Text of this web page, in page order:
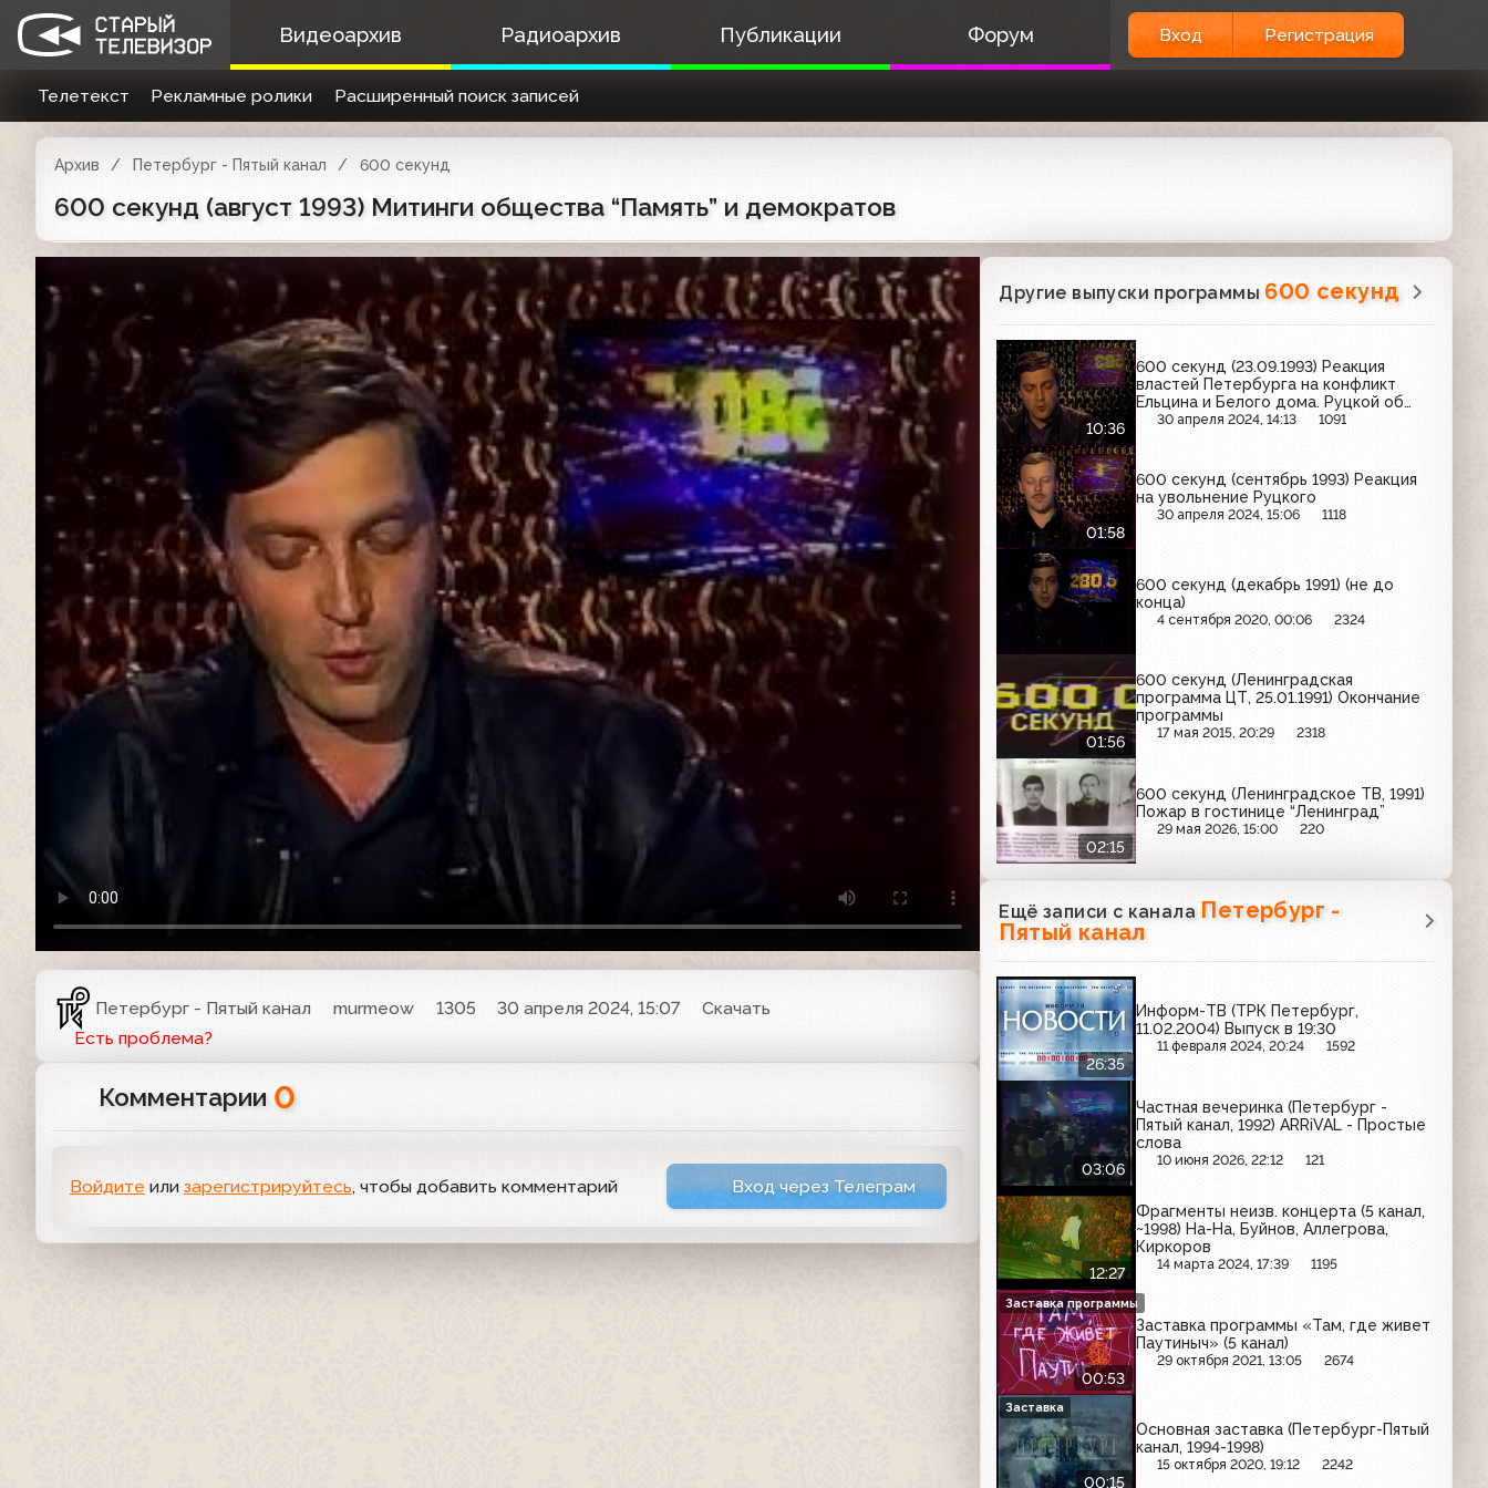
Видеоархив Радиоархив Публикации Форум Вход Регистрация
Телетекст Рекламные ролики Расширенный поиск записей
Архив Петербург - Пятый канал 600 секунд
600 секунд (август 1993) Митинги общества “Память” и демократов
Петербург - Пятый канал murmeow 1305 30 апреля 2024, 15:07
Скачать
Есть проблема?
Комментарии 0
Войдите или зарегистрируйтесь, чтобы добавить комментарий Вход через Телеграм
Другие выпуски программы 600 секунд
10:36
600 секунд (23.09.1993) Реакция
властей Петербурга на конфликт
Ельцина и Белого дома. Руцкой об
антиконституционных указах
30 апреля 2024, 14:13 1091
01:58
600 секунд (сентябрь 1993) Реакция
на увольнение Руцкого
30 апреля 2024, 15:06 1118
600 секунд (декабрь 1991) (не до
конца)
4 сентября 2020, 00:06 2324
01:56
600 секунд (Ленинградская
программа ЦТ, 25.01.1991) Окончание
программы
17 мая 2015, 20:29 2318
02:15
600 секунд (Ленинградское ТВ, 1991)
Пожар в гостинице “Ленинград”
29 мая 2026, 15:00 220
Ещё записи с канала Петербург -
Пятый канал
26:35
Информ-ТВ (ТРК Петербург,
11.02.2004) Выпуск в 19:30
11 февраля 2024, 20:24 1592
03:06
Частная вечеринка (Петербург -
Пятый канал, 1992) ARRiVAL - Простые
слова
10 июня 2026, 22:12 121
12:27
Фрагменты неизв. концерта (5 канал,
~1998) На-На, Буйнов, Аллегрова,
Киркоров
14 марта 2024, 17:39 1195
00:53
Заставка программы «Там, где живет
Паутиныч» (5 канал)
29 октября 2021, 13:05 2674
Заставка программы
00:15
Основная заставка (Петербург-Пятый
канал, 1994-1998)
15 октября 2020, 19:12 2242
Заставка